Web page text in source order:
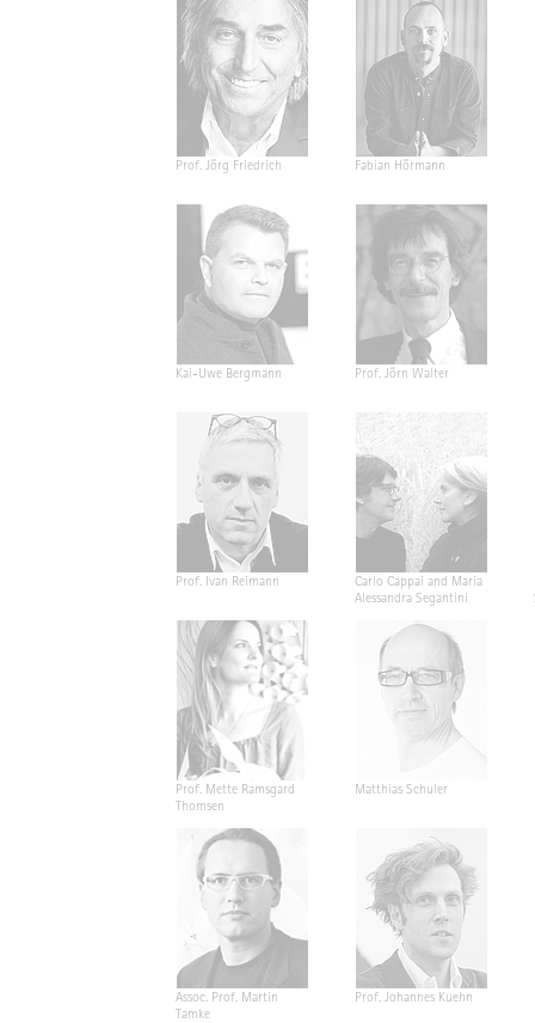
Prof. Jörg Friedrich Fabian Hörmann
Kai-Uwe Bergmann Prof. Jörn Walter
Prof. Ivan Reimann
Carlo Cappai and Maria
Alessandra Segantini
Prof. Mette Ramsgard
Thomsen
Matthias Schuler
Assoc. Prof. Martin
Tamke
Prof. Johannes Kuehn